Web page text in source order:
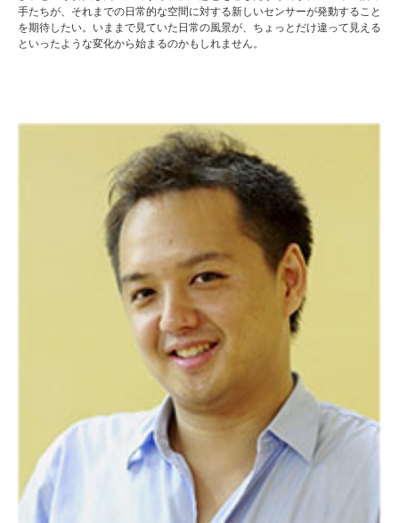
手たちが、それまでの日常的な空間に対する新しいセンサーが発動すること
を期待したい。いままで見ていた日常の風景が、ちょっとだけ違って見える
といったような変化から始まるのかもしれません。